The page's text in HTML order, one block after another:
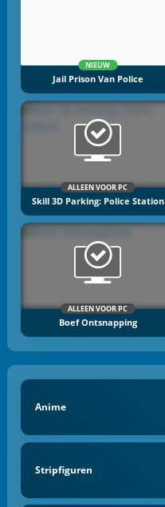
NIEUW
Jail Prison Van Police
ALLEEN VOOR PC
Skill 3D Parking: Police Station
ALLEEN VOOR PC
Boef Ontsnapping
Anime
Stripfiguren